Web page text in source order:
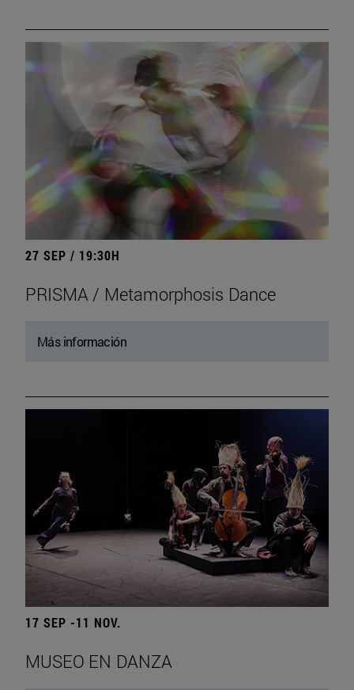
27 SEP / 19:30H
PRISMA / Metamorphosis Dance
Más información
17 SEP -11 NOV.
MUSEO EN DANZA